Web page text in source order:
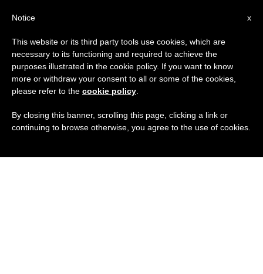
x
Notice
This website or its third party tools use cookies, which are
necessary to its functioning and required to achieve the
purposes illustrated in the cookie policy. If you want to know
more or withdraw your consent to all or some of the cookies,
please refer to the cookie policy
By closing this banner, scrolling this page, clicking a link or
continuing to browse otherwise, you agree to the use of cookies.